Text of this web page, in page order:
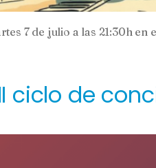
7 de julio a las 21:30h en
ciclo de